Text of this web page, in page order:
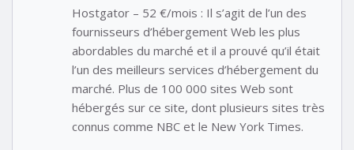
Hostgator – 52 €/mois : Il s’agit de l’un des
fournisseurs d’hébergement Web les plus
abordables du marché et il a prouvé qu’il était
l’un des meilleurs services d’hébergement du
marché. Plus de 100 000 sites Web sont
hébergés sur ce site, dont plusieurs sites très
connus comme NBC et le New York Times.